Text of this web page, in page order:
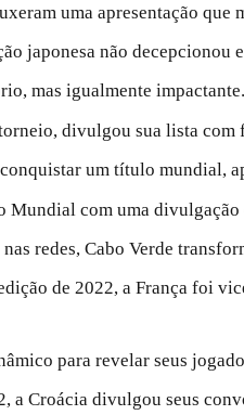
uma apresentação que
japonesa não decepcionou
mas igualmente impactante.
divulgou sua lista com
um título mundial,
com uma
redes, Cabo Verde
de 2022, a França foi
para revelar seus
Croácia divulgou seus